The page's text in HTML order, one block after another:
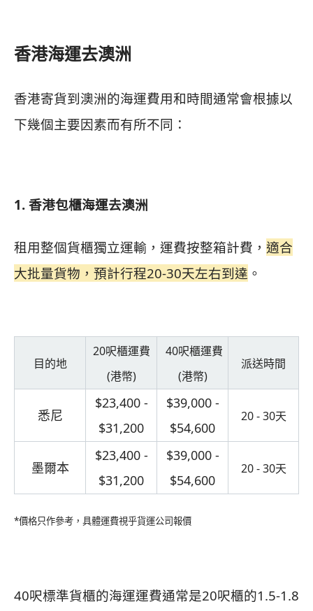
香港海運去澳洲
香港寄貨到澳洲的海運費用和時間通常會根據以
下幾個主要因素而有所不同：
1. 香港包櫃海運去澳洲
租用整個貨櫃獨立運輸，運費按整箱計費， 適合
大批量貨物，預計行程20-30天左右到達 。
目的地
20呎櫃運費
(港幣)
40呎櫃運費
(港幣)
派送時間
悉尼
$23,400 -
$31,200
$39,000 -
$54,600
20 - 30天
墨爾本
$23,400 -
$31,200
$39,000 -
$54,600
20 - 30天
*價格只作參考，具體運費視乎貨運公司報價
40呎標準貨櫃的海運運費通常是20呎櫃的1.5-1.8